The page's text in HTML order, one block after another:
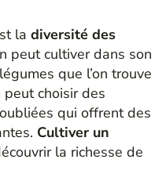
la diversité des
peut cultiver dans son
que l’on trouve
peut choisir des
qui offrent des
Cultiver un
la richesse de